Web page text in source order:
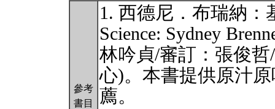
參考
書目
1. 西德尼．布瑞納
Science: Sydney
林吟貞/審訂：張俊
心)。本書提供原汁
薦。